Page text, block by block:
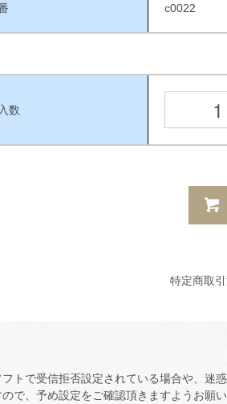
c0022
数
特定商取
トで受信拒否設定されている場合や、迷
で、予め設定をご確認頂きますようお願